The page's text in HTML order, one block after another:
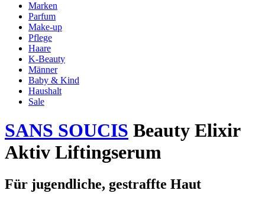
Marken
Parfum
Make-up
Pflege
Haare
K-Beauty
Männer
Baby & Kind
Haushalt
Sale
SANS SOUCIS Beauty Elixir
Aktiv Liftingserum
Für jugendliche, gestraffte Haut